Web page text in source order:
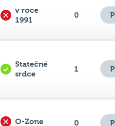
v roce
1991
0
Statečné
srdce
1
O-Zone 0